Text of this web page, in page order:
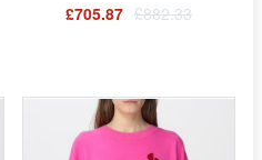
£705.87 £882.33